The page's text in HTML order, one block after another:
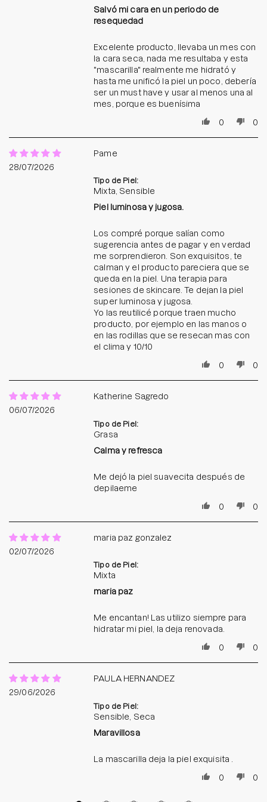
Salvó mi cara en un periodo de
resequedad
Excelente producto, llevaba un mes con
la cara seca, nada me resultaba y esta
"mascarilla" realmente me hidrató y
hasta me unificó la piel un poco, debería
ser un must have y usar al menos una al
mes, porque es buenísima
0
0
28/07/2026
Pame
Tipo de Piel:
Mixta, Sensible
Piel luminosa y jugosa.
Los compré porque salían como
sugerencia antes de pagar y en verdad
me sorprendieron. Son exquisitos, te
calman y el producto pareciera que se
queda en la piel. Una terapia para
sesiones de skincare. Te dejan la piel
super luminosa y jugosa.
Yo las reutilicé porque traen mucho
producto, por ejemplo en las manos o
en las rodillas que se resecan mas con
el clima y 10/10
0
0
06/07/2026
Katherine Sagredo
Tipo de Piel:
Grasa
Calma y refresca
Me dejó la piel suavecita después de
depilaeme
0
0
02/07/2026
maria paz gonzalez
Tipo de Piel:
Mixta
maria paz
Me encantan! Las utilizo siempre para
hidratar mi piel, la deja renovada.
0
0
29/06/2026
PAULA HERNANDEZ
Tipo de Piel:
Sensible, Seca
Maravillosa
La mascarilla deja la piel exquisita .
0
0